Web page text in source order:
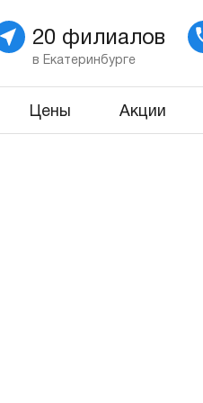
20 филиалов
в Екатеринбурге
Цены Акции